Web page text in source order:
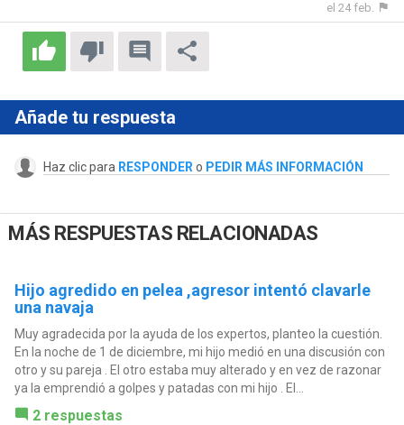
el 24 feb.
Añade tu respuesta
Haz clic para RESPONDER o PEDIR MÁS INFORMACIÓN
MÁS RESPUESTAS RELACIONADAS
Hijo agredido en pelea ,agresor intentó clavarle
una navaja
Muy agradecida por la ayuda de los expertos, planteo la cuestión.
En la noche de 1 de diciembre, mi hijo medió en una discusión con
otro y su pareja . El otro estaba muy alterado y en vez de razonar
ya la emprendió a golpes y patadas con mi hijo . El...
2 respuestas